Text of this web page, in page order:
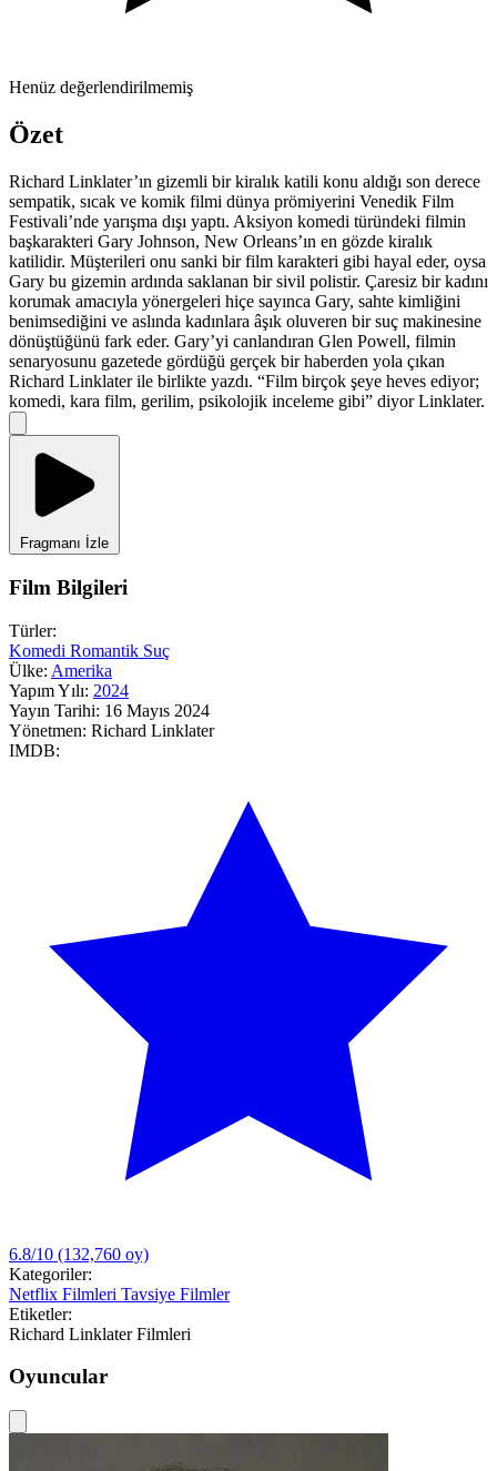
Henüz değerlendirilmemiş
Özet
Richard Linklater’ın gizemli bir kiralık katili konu aldığı son derece
sempatik, sıcak ve komik filmi dünya prömiyerini Venedik Film
Festivali’nde yarışma dışı yaptı. Aksiyon komedi türündeki filmin
başkarakteri Gary Johnson, New Orleans’ın en gözde kiralık
katilidir. Müşterileri onu sanki bir film karakteri gibi hayal eder, oysa
Gary bu gizemin ardında saklanan bir sivil polistir. Çaresiz bir kadını
korumak amacıyla yönergeleri hiçe sayınca Gary, sahte kimliğini
benimsediğini ve aslında kadınlara âşık oluveren bir suç makinesine
dönüştüğünü fark eder. Gary’yi canlandıran Glen Powell, filmin
senaryosunu gazetede gördüğü gerçek bir haberden yola çıkan
Richard Linklater ile birlikte yazdı. “Film birçok şeye heves ediyor;
komedi, kara film, gerilim, psikolojik inceleme gibi” diyor Linklater.
Fragmanı İzle
Film Bilgileri
Türler:
Komedi Romantik Suç
Ülke: Amerika
Yapım Yılı: 2024
Yayın Tarihi: 16 Mayıs 2024
Yönetmen: Richard Linklater
IMDB:
6.8/10 (132,760 oy)
Kategoriler:
Netflix Filmleri Tavsiye Filmler
Etiketler:
Richard Linklater Filmleri
Oyuncular